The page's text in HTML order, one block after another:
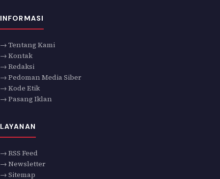
INFORMASI
→ Tentang Kami
→ Kontak
→ Redaksi
→ Pedoman Media Siber
→ Kode Etik
→ Pasang Iklan
LAYANAN
→ RSS Feed
→ Newsletter
→ Sitemap